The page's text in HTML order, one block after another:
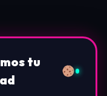
tu